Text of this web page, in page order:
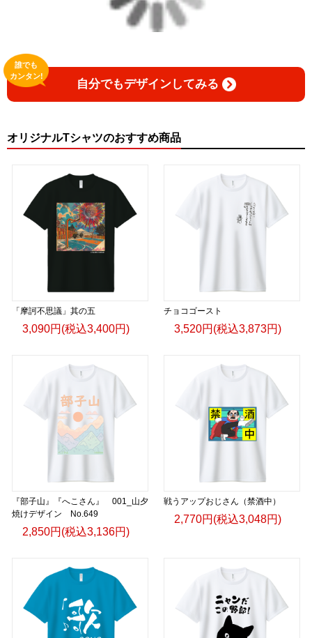
自分でもデザインしてみる
誰でも
カンタン!
オリジナルTシャツのおすすめ商品
「摩訶不思議」其の五
3,090円(税込3,400円)
チョコゴースト
3,520円(税込3,873円)
『部子山』『へこさん』 001_山夕
焼けデザイン No.649
2,850円(税込3,136円)
戦うアップおじさん（禁酒中）
2,770円(税込3,048円)